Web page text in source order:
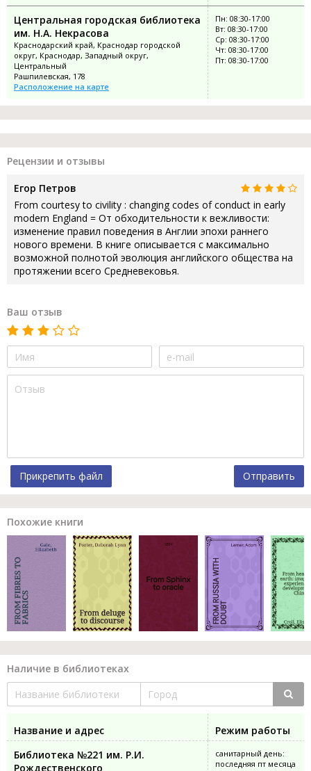
Центральная городская библиотека
им. Н.А. Некрасова
Краснодарский край, Краснодар городской
округ, Краснодар, Западный округ,
Центральный
Рашпилевская, 178
Расположение на карте
Пн: 08:30-17:00
Вт: 08:30-17:00
Ср: 08:30-17:00
Чт: 08:30-17:00
Пт: 08:30-17:00
Рецензии и отзывы
Егор Петров
From courtesy to civility : changing codes of conduct in early
modern England = От обходительности к вежливости:
изменение правил поведения в Англии эпохи раннего
нового времени. В книге описывается с максимально
возможной полнотой эволюция английского общества на
протяжении всего Средневековья.
Ваш отзыв
Прикрепить файл Отправить
Похожие книги
Наличие в библиотеках
Название и адрес
Режим работы
Библиотека №221 им. Р.И.
Рождественского
санитарный день:
последняя пт месяца